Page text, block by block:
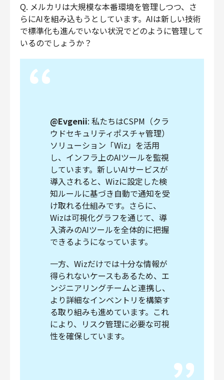
Q. メルカリは大規模な本番環境を管理しつつ、さ
らにAIを組み込もうとしています。AIは新しい技術
で標準化も進んでいない状況でどのように管理して
いるのでしょうか？
@Evgenii: 私たちはCSPM（クラ
ウドセキュリティポスチャ管理）
ソリューション「Wiz」を活用
し、インフラ上のAIツールを監視
しています。新しいAIサービスが
導入されると、Wizに設定した検
知ルールに基づき自動で通知を受
け取れる仕組みです。さらに、
Wizは可視化グラフを通じて、導
入済みのAIツールを全体的に把握
できるようになっています。
一方、Wizだけでは十分な情報が
得られないケースもあるため、エ
ンジニアリングチームと連携し、
より詳細なインベントリを構築す
る取り組みも進めています。これ
により、リスク管理に必要な可視
性を確保しています。